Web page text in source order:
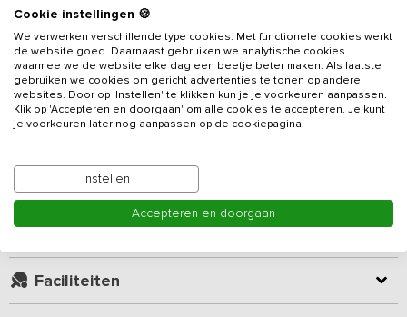
Groepsaccommodatie voorzien van 15 slaapkamers en 15
badkamers gelegen nabij de Sallandse Heuvelrug. Het grote
vakantieadresis gelegen in het Overijsselse Coulisselandschap
op nog geen 10 minuten van Hanzestad Deventer. Je ervaart het
platteland van vroeger met uitzicht over het prachtige coulissen
De accommodatie heeft een gezellige woonkamer (100m2) met
royale zithoek met openhaard, smart TV en opslaande deuren
naar een overdekt buitenterras met buitenhaard. De open bar-
keuken is volledig ingericht met een kookeiland voorzien van
inductiekookplaat, twee ruime koelkasten waarvan één met
vriesruimte, twee ovens en twee snelle vaatwassers.
Lees meer
Kamer indeling
Faciliteiten
Cookie instellingen 🍪
We verwerken verschillende type cookies. Met functionele cookies werkt
de website goed. Daarnaast gebruiken we analytische cookies
waarmee we de website elke dag een beetje beter maken. Als laatste
gebruiken we cookies om gericht advertenties te tonen op andere
websites. Door op 'Instellen' te klikken kun je je voorkeuren aanpassen.
Klik op 'Accepteren en doorgaan' om alle cookies te accepteren. Je kunt
je voorkeuren later nog aanpassen op de cookiepagina.
Instellen
Accepteren en doorgaan